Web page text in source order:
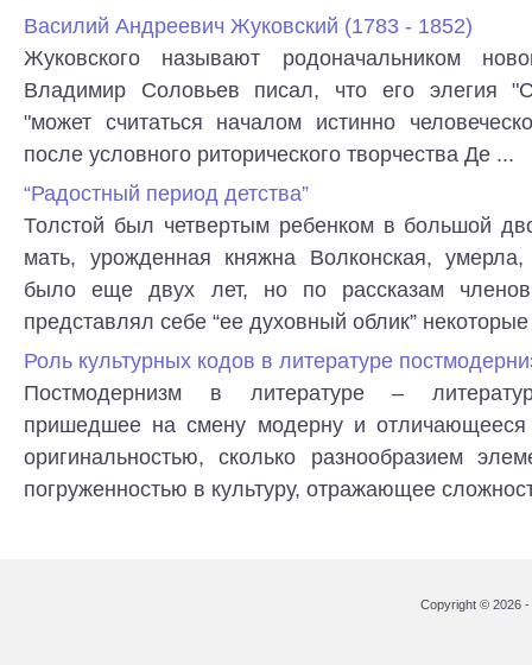
Василий Андреевич Жуковский (1783 - 1852)
Жуковского называют родоначальником
Владимир Соловьев писал, что его элегия
"может считаться началом истинно
после условного риторического творчества Де ...
“Радостный период детства”
Толстой был четвертым ребенком в большой
мать, урожденная княжна Волконская,
было еще двух лет, но по рассказам
представлял себе “ее духовный облик”
Роль культурных кодов в литературе
Постмодернизм в литературе –
пришедшее на смену модерну и отличающееся
оригинальностью, сколько разнообразием
погруженностью в культуру, отражающее
Copyright © 2026 -